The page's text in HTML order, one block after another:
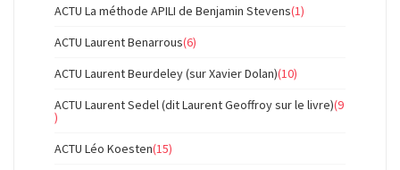
ACTU La méthode APILI de Benjamin Stevens(1)
ACTU Laurent Benarrous(6)
ACTU Laurent Beurdeley (sur Xavier Dolan)(10)
ACTU Laurent Sedel (dit Laurent Geoffroy sur le livre)(9
)
ACTU Léo Koesten(15)